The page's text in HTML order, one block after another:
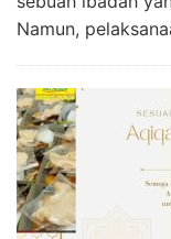
Namun,